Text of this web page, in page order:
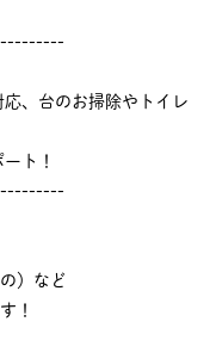
、台のお掃除やトイレ
ト！
）など
！